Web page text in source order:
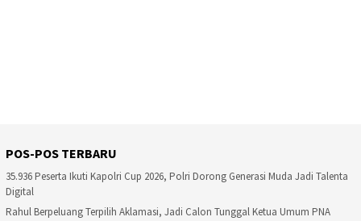
POS-POS TERBARU
35.936 Peserta Ikuti Kapolri Cup 2026, Polri Dorong Generasi Muda Jadi Talenta
Digital
Rahul Berpeluang Terpilih Aklamasi, Jadi Calon Tunggal Ketua Umum PNA